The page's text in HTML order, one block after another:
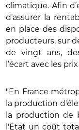
climatique. Afin
d’assurer la
en place des
producteurs, sur
de vingt ans,
l’écart avec les
"En France
la production
la production de
l'État un coût